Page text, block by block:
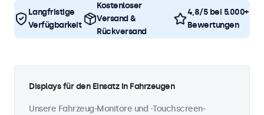
Langfristige
Verfügbarkeit
Kostenloser
Versand &
Rückversand
4,8/5 bei 5.000+
Bewertungen
Displays für den Einsatz in Fahrzeugen
Unsere Fahrzeug-Monitore und -Touchscreen-